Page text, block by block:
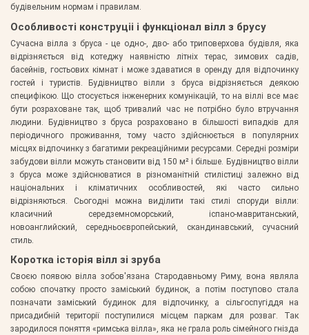
будівельним нормам і правилам.
Особливості конструціі і функціонал вілл з брусу
Сучасна вілла з бруса - це одно-, дво- або триповерхова будівля, яка
відрізняється від котеджу наявністю літніх терас, зимових садів,
басейнів, гостьових кімнат і може здаватися в оренду для відпочинку
гостей і туристів. Будівництво вілли з бруса відрізняється деякою
специфікою. Що стосується інженерних комунікацій, то на віллі все має
бути розраховане так, щоб тривалий час не потрібно було втручання
людини. Будівництво з бруса розраховано в більшості випадків для
періодичного проживання, тому часто здійснюється в популярних
місцях відпочинку з багатими рекреаційними ресурсами. Середні розміри
забудови вілли можуть становити від 150 м² і більше. Будівництво вілли
з бруса може здійснюватися в різноманітній стилістиці залежно від
національних і кліматичних особливостей, які часто сильно
відрізняються. Сьогодні можна виділити такі стилі споруди вілли:
класичний середземноморський, іспано-мавританський,
новоанглийский, середньоєвропейський, скандинавський, сучасний
стиль.
Коротка історія вілл зі зруба
Своєю появою вілла зобов'язана Стародавньому Риму, вона являла
собою спочатку просто заміський будинок, а потім поступово стала
позначати заміський будинок для відпочинку, а сільгоспугіддя на
присадибній території поступилися місцем паркам для розваг. Так
зародилося поняття «римська вілла», яка не грала роль сімейного гнізда